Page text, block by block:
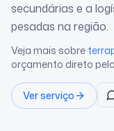
secundárias e a
pesadas na região.
Veja mais sobre
orçamento direto
Ver serviço